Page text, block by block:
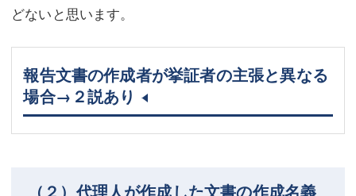
どないと思います。
報告文書の作成者が挙証者の主張と異なる
場合→２説あり
（２）代理人が作成した文書の作成名義